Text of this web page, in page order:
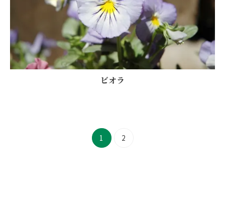
ビオラ
1 2